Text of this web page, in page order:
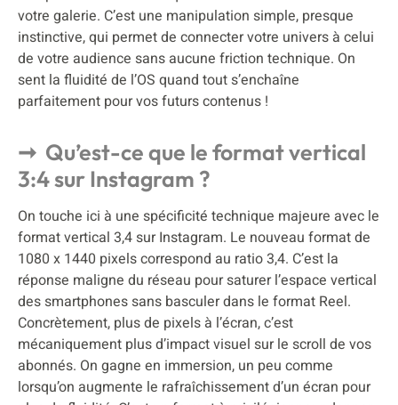
votre galerie. C’est une manipulation simple, presque
instinctive, qui permet de connecter votre univers à celui
de votre audience sans aucune friction technique. On
sent la fluidité de l’OS quand tout s’enchaîne
parfaitement pour vos futurs contenus !
Qu’est-ce que le format vertical
3:4 sur Instagram ?
On touche ici à une spécificité technique majeure avec le
format vertical 3,4 sur Instagram. Le nouveau format de
1080 x 1440 pixels correspond au ratio 3,4. C’est la
réponse maligne du réseau pour saturer l’espace vertical
des smartphones sans basculer dans le format Reel.
Concrètement, plus de pixels à l’écran, c’est
mécaniquement plus d’impact visuel sur le scroll de vos
abonnés. On gagne en immersion, un peu comme
lorsqu’on augmente le rafraîchissement d’un écran pour